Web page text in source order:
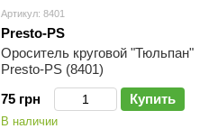
Артикул: 8401
Presto-PS
Ороситель круговой "Тюльпан"
Presto-PS (8401)
75 грн
Купить
В наличии